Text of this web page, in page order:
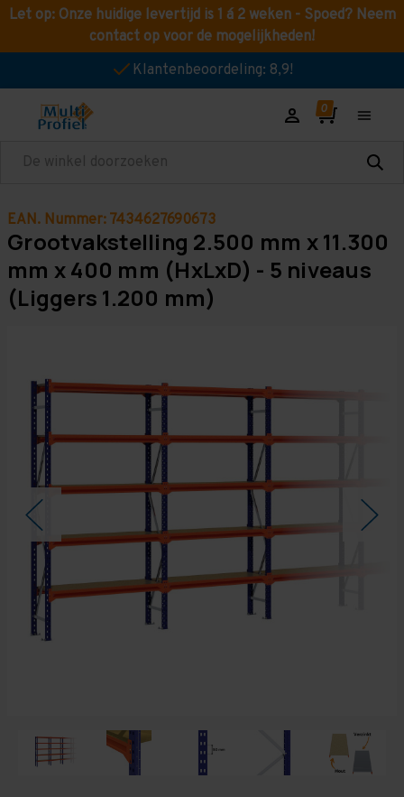
Let op: Onze huidige levertijd is 1 á 2 weken - Spoed? Neem
contact op voor de mogelijkheden!
Klantenbeoordeling: 8,9!
Zoeken
EAN. Nummer: 7434627690673
Grootvakstelling 2.500 mm x 11.300
mm x 400 mm (HxLxD) - 5 niveaus
(Liggers 1.200 mm)